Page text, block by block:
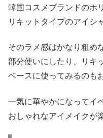
韓国コスメブランドのホ
リキットタイプのアイシ
そのラメ感はかなり粗め
部分使いにしたり、リキ
ベースに使ってみるのも
一気に華やかになってイ
おしゃれなアイメイクが